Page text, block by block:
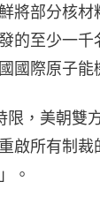
將部分核材
的至少一千
國際原子能
限，美朝雙
啟所有制裁
。